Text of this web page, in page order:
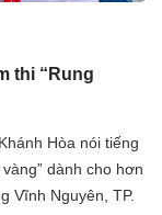
thi “Rung
Hòa nói tiếng
dành cho hơn
Vĩnh Nguyên, TP.